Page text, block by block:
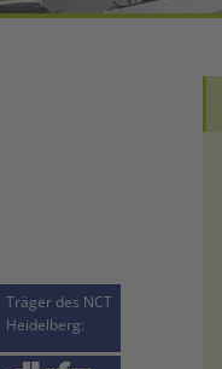
Träger des NCT
Heidelberg: